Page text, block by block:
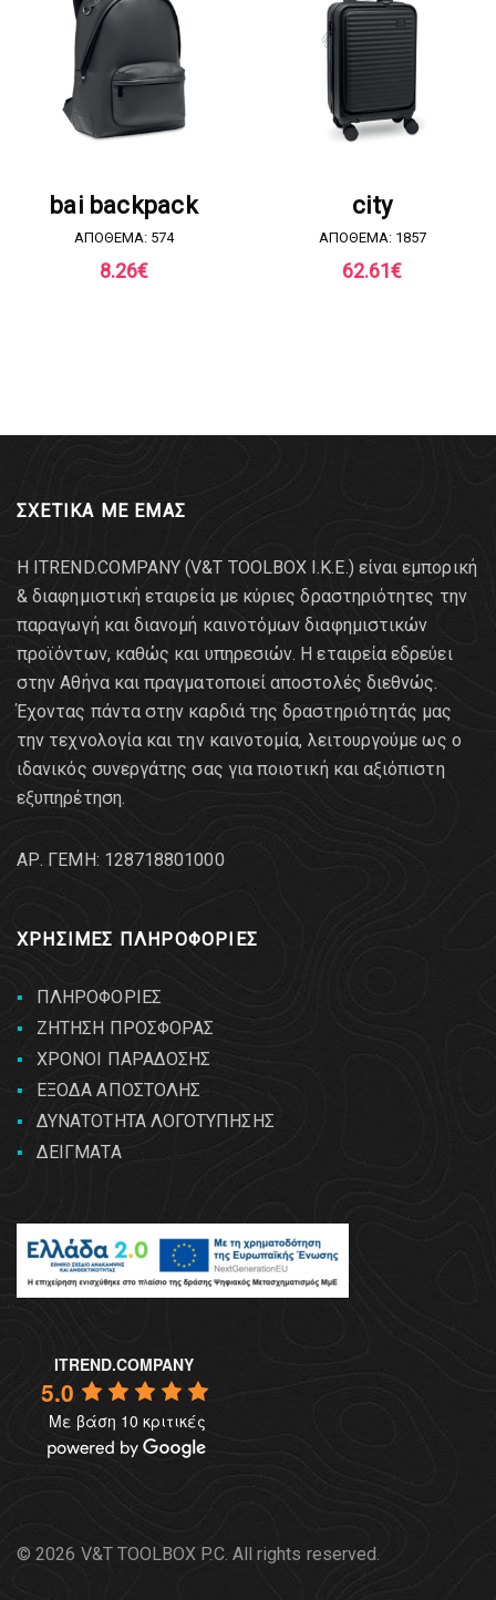
bai backpack
ΑΠΟΘΕΜΑ: 574
8.26€
city
ΑΠΟΘΕΜΑ: 1857
62.61€
ΣΧΕΤΙΚΑ ΜΕ ΕΜΑΣ
Η ITREND.COMPANY (V&T TOOLBOX Ι.Κ.Ε.) είναι εμπορική
& διαφημιστική εταιρεία με κύριες δραστηριότητες την
παραγωγή και διανομή καινοτόμων διαφημιστικών
προϊόντων, καθώς και υπηρεσιών. Η εταιρεία εδρεύει
στην Αθήνα και πραγματοποιεί αποστολές διεθνώς.
Έχοντας πάντα στην καρδιά της δραστηριότητάς μας
την τεχνολογία και την καινοτομία, λειτουργούμε ως ο
ιδανικός συνεργάτης σας για ποιοτική και αξιόπιστη
εξυπηρέτηση.
AΡ. ΓΕΜΗ: 128718801000
ΧΡΗΣΙΜΕΣ ΠΛΗΡΟΦΟΡΙΕΣ
ΠΛΗΡΟΦΟΡΙΕΣ
ΖΗΤΗΣΗ ΠΡΟΣΦΟΡΑΣ
ΧΡΟΝΟΙ ΠΑΡΑΔΟΣΗΣ
ΕΞΟΔΑ ΑΠΟΣΤΟΛΗΣ
ΔΥΝΑΤΟΤΗΤΑ ΛΟΓΟΤΥΠΗΣΗΣ
ΔΕΙΓΜΑΤΑ
ITREND.COMPANY
5.0
Με βάση 10 κριτικές
© 2026 V&T TOOLBOX P.C. All rights reserved.